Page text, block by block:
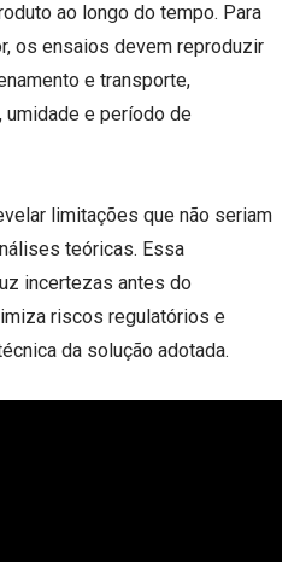
ao longo do tempo. Para
os ensaios devem reproduzir
e transporte,
umidade e período de
limitações que não seriam
teóricas. Essa
incertezas antes do
riscos regulatórios e
da solução adotada.